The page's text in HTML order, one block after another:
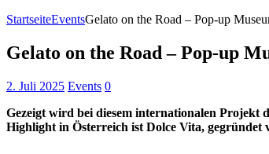
StartseiteEventsGelato on the Road – Pop-up
Gelato on the Road – Pop-up
2. Juli 2025 Events 0
Gezeigt wird bei diesem internationalen Projekt
Highlight in Österreich ist Dolce Vita,